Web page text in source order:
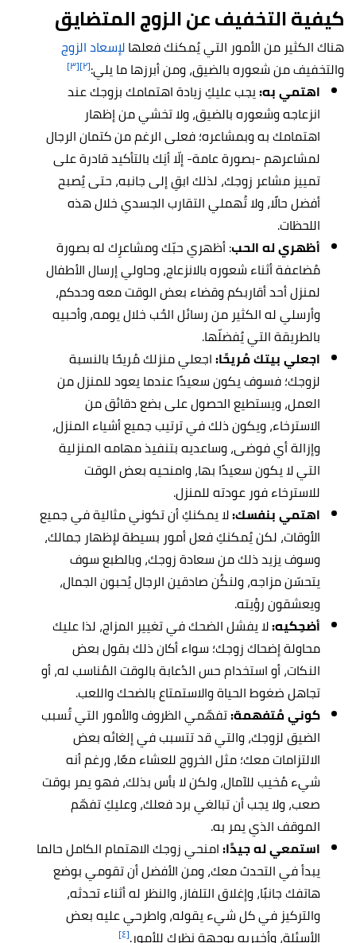
كيفية التخفيف عن الزوج المتضايق
هناك الكثير من الأمور التي يُمكنك فعلهالإسعاد الزوج
والتخفيف من شعوره بالضيق، ومن أبرزها ما يلي:[٢] [٣]
اهتمي به:يجب عليكِ زيادة اهتمامك بزوجك عند
انزعاجه وشعوره بالضيق، ولا تخشي من إظهار
اهتمامك به وبمشاعره؛ فعلى الرغم من كتمان الرجال
لمشاعرهم -بصورة عامة- إلّا أنِك بالتأكيد قادرة على
تمييز مشاعر زوجك، لذلك ابقِ إلى جانبه، حتى يُصبح
أفضل حالًا، ولا تُهملي التقارب الجسدي خلال هذه
اللحظات.
أظهري له الحب: أظهري حبّك ومشاعرِك له بصورة
مُضاعفة أثناء شعوره بالانزعاج، وحاولي إرسال الأطفال
لمنزل أحد أقاربكم وقضاء بعض الوقت معه وحدكم،
وأرسلي له الكثير من رسائل الحُب خلال يومه، وأحبيه
بالطريقة التي يُفضلّها.
اجعلي بيتك مُريحًا:اجعلي منزلك مُريحًا بالنسبة
لزوجك؛ فسوف يكون سعيدًا عندما يعود للمنزل من
العمل، ويستطيع الحصول على بضع دقائق من
الاسترخاء، ويكون ذلك في ترتيب جميع أشياء المنزل،
وإزالة أي فوضى، وساعديه بتنفيذ مهامه المنزلية
التي لا يكون سعيدًا بها، وامنحيه بعض الوقت
للاسترخاء فور عودته للمنزل.
اهتمي بنفسك:لا يمكنكِ أن تكوني مثالية في جميع
الأوقات، لكن يُمكنكِ فعل أمور بسيطة لإظهار جمالك،
وسوف يزيد ذلك من سعادة زوجك، وبالطبع سوف
يتحسّن مزاجه، ولنكُن صادقين الرجال يُحبون الجمال،
ويعشقون رؤيته.
أضحِكيه:لا يفشل الضحك في تغيير المزاج، لذا عليك
محاولة إضحاك زوجك؛ سواء أكان ذلك بقول بعض
النكات، أو استخدام حس الدُعابة بالوقت المُناسب له، أو
تجاهل ضغوط الحياة والاستمتاع بالضحك واللعب.
كوني مُتفهمة:تفهّمي الظروف والأمور التي تُسبب
الضيق لزوجك، والتي قد تتسبب في إلغائه بعض
الالتزامات معك؛ مثل الخروج للعشاء معًا، ورغم أنه
شيء مُخيب للآمال، ولكن لا بأس بذلك، فهو يمر بوقت
صعب، ولا يجب أن تبالغي برد فعلك، وعليكِ تفهّم
الموقف الذي يمر به.
استمعي له جيدًا:امنحي زوجك الاهتمام الكامل حالما
يبدأ في التحدث معك، ومن الأفضل أن تقومي بوضع
هاتفك جانبًا، وإغلاق التلفاز، والنظر له أثناء تحدثه،
والتركيز في كل شيء يقوله، واطرحي عليه بعض
الأسئلة، وأخبريه بوجهة نظرك للأمور.[٤]